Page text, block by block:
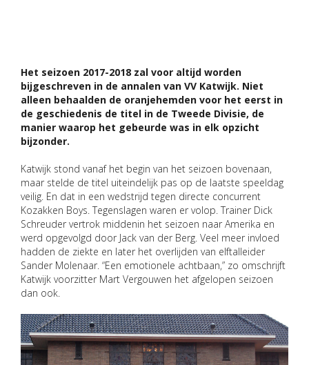
Het seizoen 2017-2018 zal voor altijd worden
bijgeschreven in de annalen van VV Katwijk. Niet
alleen behaalden de oranjehemden voor het eerst in
de geschiedenis de titel in de Tweede Divisie, de
manier waarop het gebeurde was in elk opzicht
bijzonder.
Katwijk stond vanaf het begin van het seizoen bovenaan,
maar stelde de titel uiteindelijk pas op de laatste speeldag
veilig. En dat in een wedstrijd tegen directe concurrent
Kozakken Boys. Tegenslagen waren er volop. Trainer Dick
Schreuder vertrok middenin het seizoen naar Amerika en
werd opgevolgd door Jack van der Berg. Veel meer invloed
hadden de ziekte en later het overlijden van elftalleider
Sander Molenaar. “Een emotionele achtbaan,” zo omschrijft
Katwijk voorzitter Mart Vergouwen het afgelopen seizoen
dan ook.